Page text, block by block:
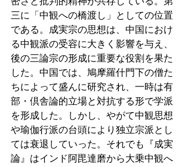
三に「中観への橋渡し」としての位置
である。成実宗の思想は、中国におけ
る中観派の受容に大きく影響を与え、
後の三論宗の形成に重要な役割を果た
した。中国では、鳩摩羅什門下の僧た
ちによって盛んに研究され、一時は有
部・倶舎論的立場と対抗する形で学派
を形成した。しかし、やがて中観思想
や瑜伽行派の台頭により独立宗派とし
ては衰退していった。それでも『成実
論』はインド阿毘達磨から大乗中観へ